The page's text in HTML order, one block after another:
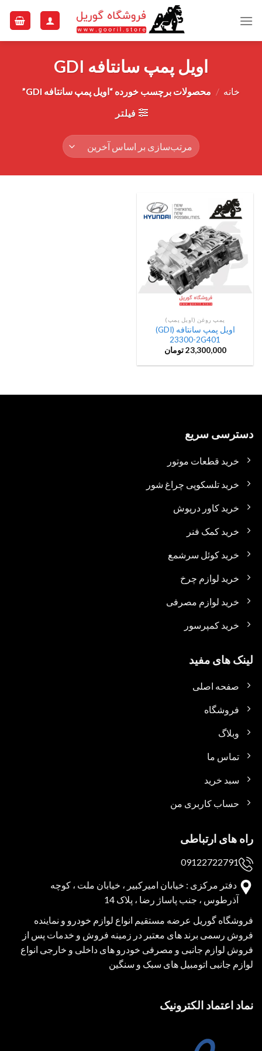
اویل پمپ سانتافه GDI
خانه / محصولات برچسب خورده “اویل پمپ سانتافه GDI”
فیلتر
پمپ روغن (اویل پمپ)
اویل پمپ سانتافه (GDI)
23300-2G401
23,300,000 تومان
دسترسی سریع
خرید قطعات موتور
خرید تلسکوپی چراغ شور
خرید کاور درپوش
خرید کمک فنر
خرید کوئل سرشمع
خرید لوازم چرخ
خرید لوازم مصرفی
خرید کمپرسور
لینک های مفید
صفحه اصلی
فروشگاه
وبلاگ
تماس ما
سبد خرید
حساب کاربری من
راه های ارتباطی
09122722791
دفتر مرکزی : خیابان امیرکبیر ، خیابان ملت ، کوچه
آذرطوس ، جنب پاساژ رضا ، پلاک 14
فروشگاه گوریل عرضه مستقیم انواع لوازم خودرو و نماینده
فروش رسمی برند های معتبر در زمینه فروش و خدمات پس از
فروش لوازم جانبی و مصرفی خودرو های داخلی و خارجی انواع
لوازم جانبی اتومبیل های سبک و سنگین
نماد اعتماد الکترونیک